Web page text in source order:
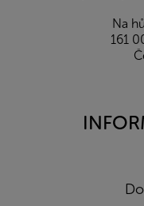
Na
161